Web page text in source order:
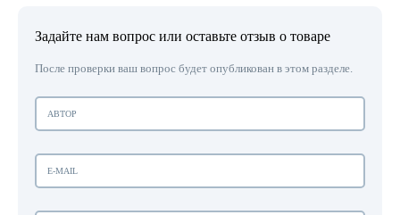
Задайте нам вопрос или оставьте отзыв о товаре
После проверки ваш вопрос будет опубликован в этом разделе.